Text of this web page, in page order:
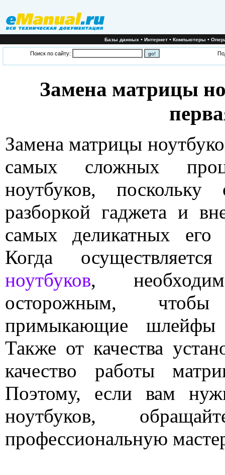
Базы данных•Интернет•Компьютеры•
Поиск по сайту:
Замена матрицы
Замена матрицы
самых сложных
ноутбуков,
разборкой гаджета и
самых деликатных его
Когда
ноутбуков,
осторожным,
примыкающие
Также от качества
качество работы
Поэтому, если вам
ноутбуков,
профессиональную